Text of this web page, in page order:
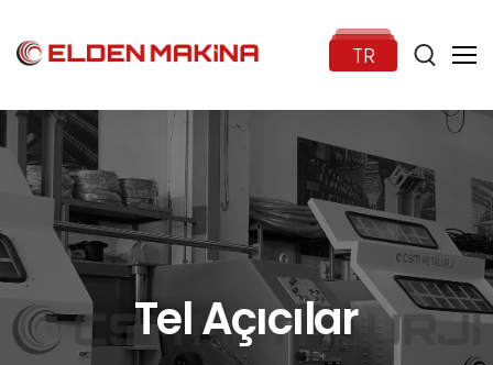
Anasayfa
Kurumsal
Ürünler
TR
Tel Açıcılar